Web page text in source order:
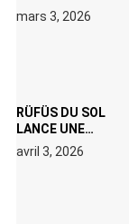
DE PRISON ET 5
000 € D’AMENDE
mars 3, 2026
RÜFÜS DU SOL
LANCE UNE
RÉSIDENCE DJ
SET DE QUATRE
avril 3, 2026